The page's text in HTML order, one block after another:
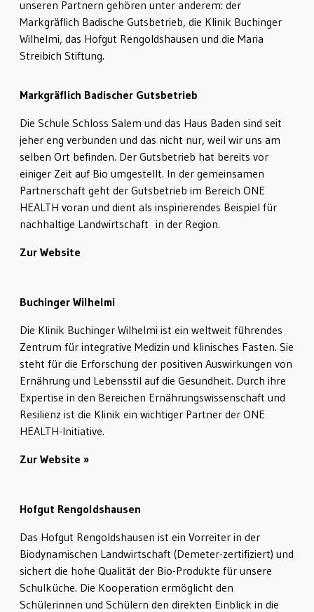
unseren Partnern gehören unter anderem: der
Markgräflich Badische Gutsbetrieb, die Klinik Buchinger
Wilhelmi, das Hofgut Rengoldshausen und die Maria
Streibich Stiftung.
Markgräflich Badischer Gutsbetrieb
Die Schule Schloss Salem und das Haus Baden sind seit
jeher eng verbunden und das nicht nur, weil wir uns am
selben Ort befinden. Der Gutsbetrieb hat bereits vor
einiger Zeit auf Bio umgestellt. In der gemeinsamen
Partnerschaft geht der Gutsbetrieb im Bereich ONE
HEALTH voran und dient als inspirierendes Beispiel für
nachhaltige Landwirtschaft in der Region.
Zur Website
Buchinger Wilhelmi
Die Klinik Buchinger Wilhelmi ist ein weltweit führendes
Zentrum für integrative Medizin und klinisches Fasten. Sie
steht für die Erforschung der positiven Auswirkungen von
Ernährung und Lebensstil auf die Gesundheit. Durch ihre
Expertise in den Bereichen Ernährungswissenschaft und
Resilienz ist die Klinik ein wichtiger Partner der ONE
HEALTH-Initiative.
Zur Website
Hofgut Rengoldshausen
Das Hofgut Rengoldshausen ist ein Vorreiter in der
Biodynamischen Landwirtschaft (Demeter-zertifiziert) und
sichert die hohe Qualität der Bio-Produkte für unsere
Schulküche. Die Kooperation ermöglicht den
Schülerinnen und Schülern den direkten Einblick in die